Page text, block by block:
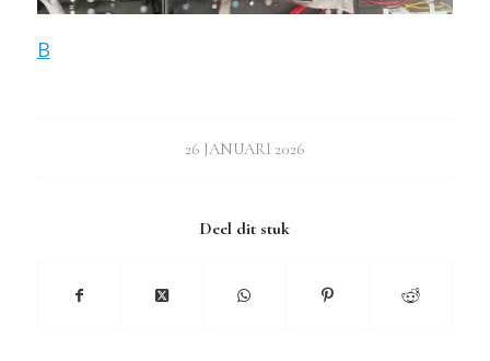
B
26 JANUARI 2026
Deel dit stuk